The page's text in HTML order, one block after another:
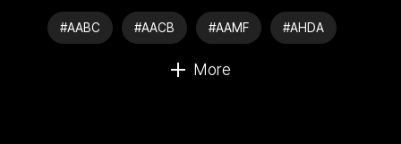
#AABC #AACB #AAMF #AHDA